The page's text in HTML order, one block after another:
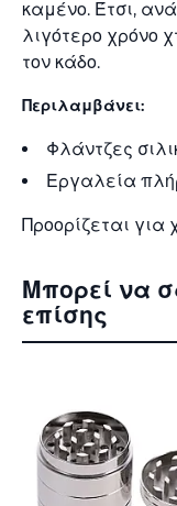
καμένο. Έτσι,
λιγότερο χρόνο
τον κάδο.
Περιλαμβάνει:
Φλάντζες
Εργαλεία
Προορίζεται για
Μπορεί να
επίσης